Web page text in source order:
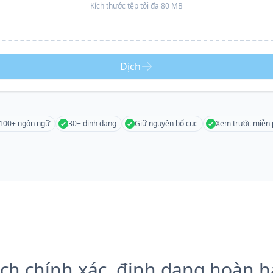
Kích thước tệp tối đa 80 MB
Dịch
ngôn ngữ 30+ định dạng Giữ nguyên bố cục Xem trước miễn